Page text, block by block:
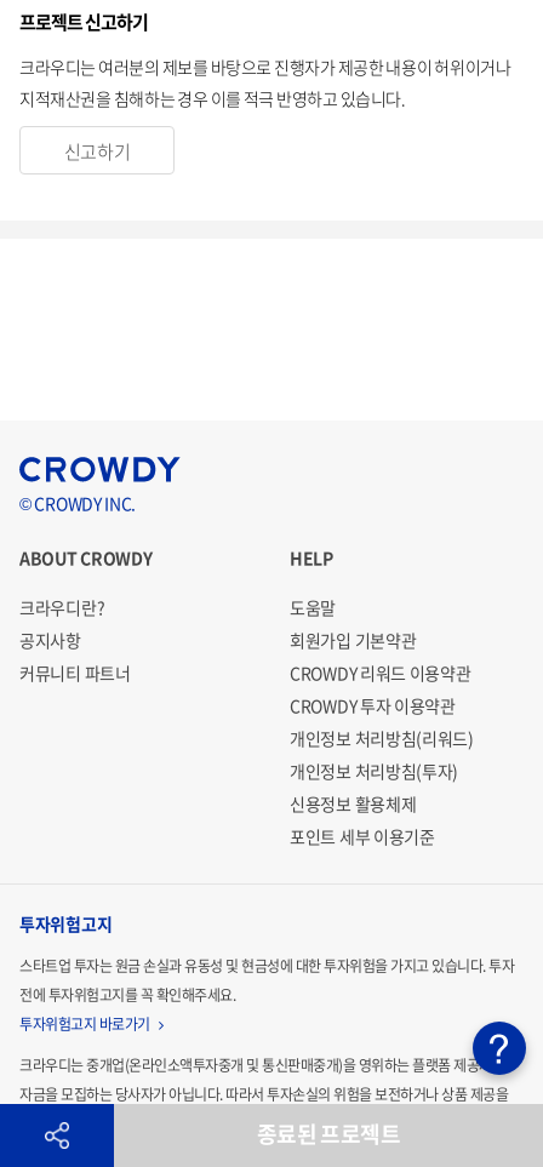
프로젝트 신고하기
크라우디는 여러분의 제보를 바탕으로 진행자가 제공한 내용이 허위이거나
지적재산권을 침해하는 경우 이를 적극 반영하고 있습니다.
신고하기
종료된 프로젝트
© CROWDY INC.
ABOUT CROWDY
크라우디란?
공지사항
커뮤니티 파트너
HELP
도움말
회원가입 기본약관
CROWDY 리워드 이용약관
CROWDY 투자 이용약관
개인정보 처리방침(리워드)
개인정보 처리방침(투자)
신용정보 활용체제
포인트 세부 이용기준
투자위험고지
스타트업 투자는 원금 손실과 유동성 및 현금성에 대한 투자위험을 가지고 있습니다.투자
전에 투자위험고지를 꼭 확인해주세요.
투자위험고지 바로가기
크라우디는 중개업(온라인소액투자중개 및 통신판매중개)을 영위하는 플랫폼 제공자로
자금을 모집하는당사자가 아닙니다. 따라서 투자손실의 위험을 보전하거나 상품 제공을
보장해 드리지 않으며 이에 대한 법적인
책임을 지지 않습니다.